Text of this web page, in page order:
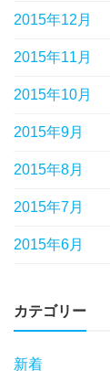
2015年12月
2015年11月
2015年10月
2015年9月
2015年8月
2015年7月
2015年6月
カテゴリー
新着